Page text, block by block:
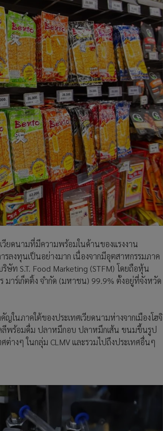
วียดนามที่มีความพร้อมในด้านของแรงงาน
ลงทุนเป็นอย่างมาก เนื่องจากมีอุตสาหกรรมภาค
ษัท S.T. Food Marketing (STFM) โดยถือหุ้น
าร์เก็ตติ้ง จำกัด (มหาชน) 99.9% ตั้งอยู่ที่จังหวัด
ในภาคใต้ของประเทศเวียดนามห่างจากเมืองโฮจิ
ลีพร้อมดื่ม ปลาหมึกอบ ปลาหมึกเส้น ขนมขึ้นรูป
างๆ ในกลุ่ม CLMV และรวมไปถึงประเทศอื่นๆ